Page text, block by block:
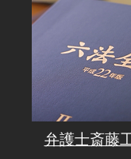
弁護士斎藤